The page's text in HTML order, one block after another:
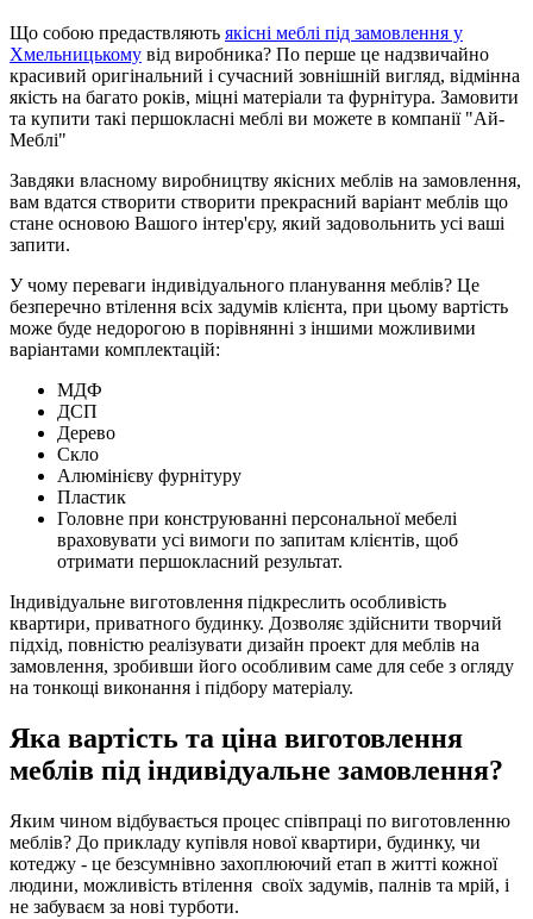
Що собою предаствляють якісні меблі під замовлення у
Хмельницькому від виробника? По перше це надзвичайно
красивий оригінальний і сучасний зовнішній вигляд, відмінна
якість на багато років, міцні матеріали та фурнітура. Замовити
та купити такі першокласні меблі ви можете в компанії "Ай-
Меблі"
Завдяки власному виробництву якісних меблів на замовлення,
вам вдатся створити створити прекрасний варіант меблів що
стане основою Вашого інтер'єру, який задовольнить усі ваші
запити.
У чому переваги індивідуального планування меблів? Це
безперечно втілення всіх задумів клієнта, при цьому вартість
може буде недорогою в порівнянні з іншими можливими
варіантами комплектацій:
МДФ
ДСП
Дерево
Скло
Алюмінієву фурнітуру
Пластик
Головне при конструюванні персональної мебелі
враховувати усі вимоги по запитам клієнтів, щоб
отримати першокласний результат.
Індивідуальне виготовлення підкреслить особливість
квартири, приватного будинку. Дозволяє здійснити творчий
підхід, повністю реалізувати дизайн проект для меблів на
замовлення, зробивши його особливим саме для себе з огляду
на тонкощі виконання і підбору матеріалу.
Яка вартість та ціна виготовлення
меблів під індивідуальне замовлення?
Яким чином відбувається процес співпраці по виготовленню
меблів? До прикладу купівля нової квартири, будинку, чи
котеджу - це безсумнівно захоплюючий етап в житті кожної
людини, можливість втілення своїх задумів, палнів та мрій, і
не забуваєм за нові турботи.